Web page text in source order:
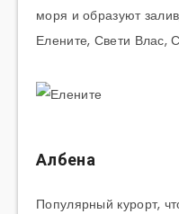
моря и образуют
Елените, Свети Влас,
Албена
Популярный курорт,